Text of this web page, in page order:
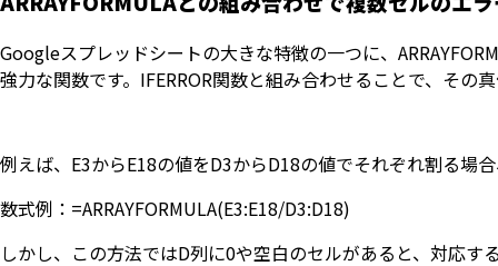
Googleスプレッドシートの大きな特徴の一つに、
強力な関数です。IFERROR関数と組み合わせることで、その
例えば、E3からE18の値をD3からD18の値でそれぞれ割る場
数式例：=ARRAYFORMULA(E3:E18/D3:D18)
しかし、この方法ではD列に0や空白のセルがあると、対応